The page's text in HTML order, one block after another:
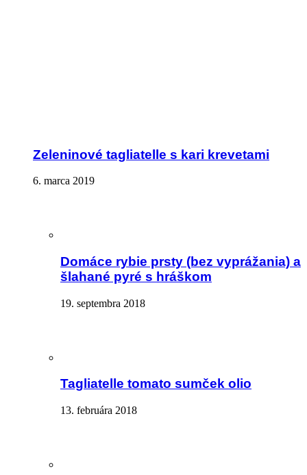
Zeleninové tagliatelle s kari krevetami
6. marca 2019
Domáce rybie prsty (bez vyprážania) a
šlahané pyré s hráškom
19. septembra 2018
Tagliatelle tomato sumček olio
13. februára 2018